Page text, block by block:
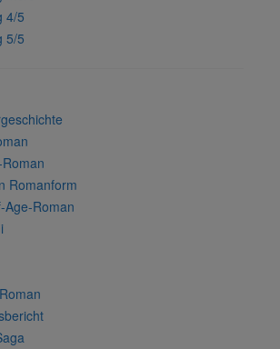
4/5
5/5
Romanform
Age-Roman